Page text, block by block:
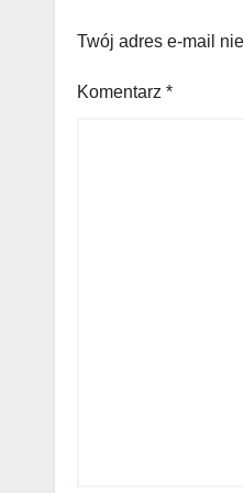
Twój adres e-mail
Komentarz *